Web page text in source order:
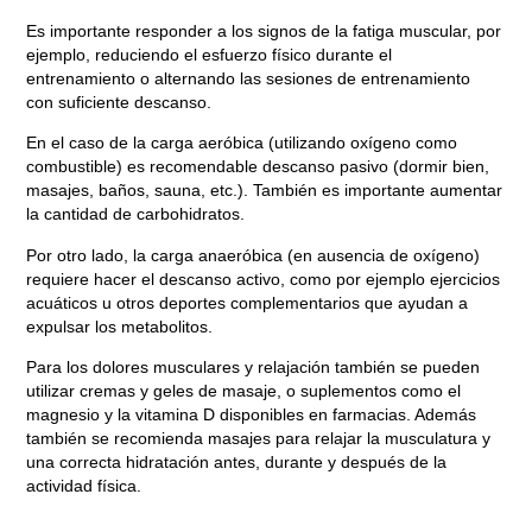
Es importante responder a los signos de la fatiga muscular, por
ejemplo, reduciendo el esfuerzo físico durante el
entrenamiento o alternando las sesiones de entrenamiento
consuficiente descanso
En el caso de la carga aeróbica (utilizando oxígeno como
combustible) es recomendabledescanso pasivo (dormir bien,
masajes, baños, sauna, etc.). También es importante aumentar
la cantidad de carbohidratos.
Por otro lado, la carga anaeróbica (en ausencia de oxígeno)
requiere hacer eldescanso activo , como por ejemplo ejercicios
acuáticos u otros deportes complementarios que ayudan a
expulsar los metabolitos.
Para los dolores musculares y relajación también se pueden
utilizar cremas y geles de masaje, o suplementos como el
magnesio y la vitamina D disponibles en farmacias. Además
también se recomienda masajes para relajar la musculatura y
una correcta hidratación antes, durante y después de la
actividad física.